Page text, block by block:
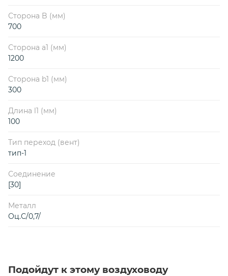
Сторона B (мм)
700
Сторона a1 (мм)
1200
Сторона b1 (мм)
300
Длина l1 (мм)
100
Тип переход (вент)
тип-1
Соединение
[30]
Металл
Оц.С/0,7/
Подойдут к этому воздуховоду